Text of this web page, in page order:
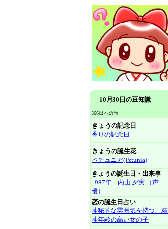
10月30日の豆知識
366日への旅
きょうの記念日
香りの記念日
きょうの誕生花
ペチュニア(Petunia)
きょうの誕生日・出来事
1987年 内山 夕実 （声
優）
恋の誕生日占い
神秘的な雰囲気を持つ、精
神年齢の高い女の子